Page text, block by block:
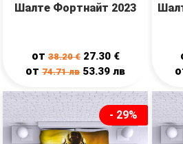
Шалте Фортнайт 2023
от38.20€ 27.30 €
от74.71лв 53.39лв
- 29%